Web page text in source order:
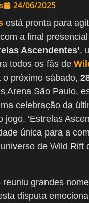
24/06/2025
está pronta para
a final
Ascendentes’,
todos os fãs de
o próximo sábado,
Arena São Paulo,
celebração da
jogo, ‘Estrelas
única para a
de Wild Rift
reuniu grandes
disputa